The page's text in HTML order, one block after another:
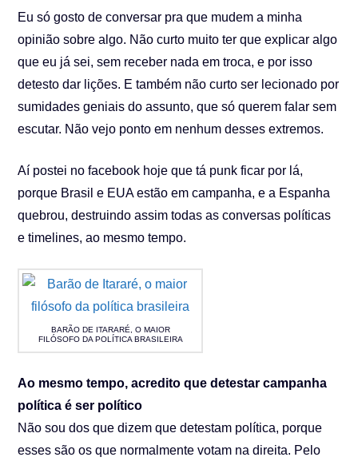
Eu só gosto de conversar pra que mudem a minha
opinião sobre algo. Não curto muito ter que explicar algo
que eu já sei, sem receber nada em troca, e por isso
detesto dar lições. E também não curto ser lecionado por
sumidades geniais do assunto, que só querem falar sem
escutar. Não vejo ponto em nenhum desses extremos.
Aí postei no facebook hoje que tá punk ficar por lá,
porque Brasil e EUA estão em campanha, e a Espanha
quebrou, destruindo assim todas as conversas políticas
e timelines, ao mesmo tempo.
BARÃO DE ITARARÉ, O MAIOR
FILÓSOFO DA POLÍTICA BRASILEIRA
Ao mesmo tempo, acredito que detestar campanha
política é ser político
Não sou dos que dizem que detestam política, porque
esses são os que normalmente votam na direita. Pelo